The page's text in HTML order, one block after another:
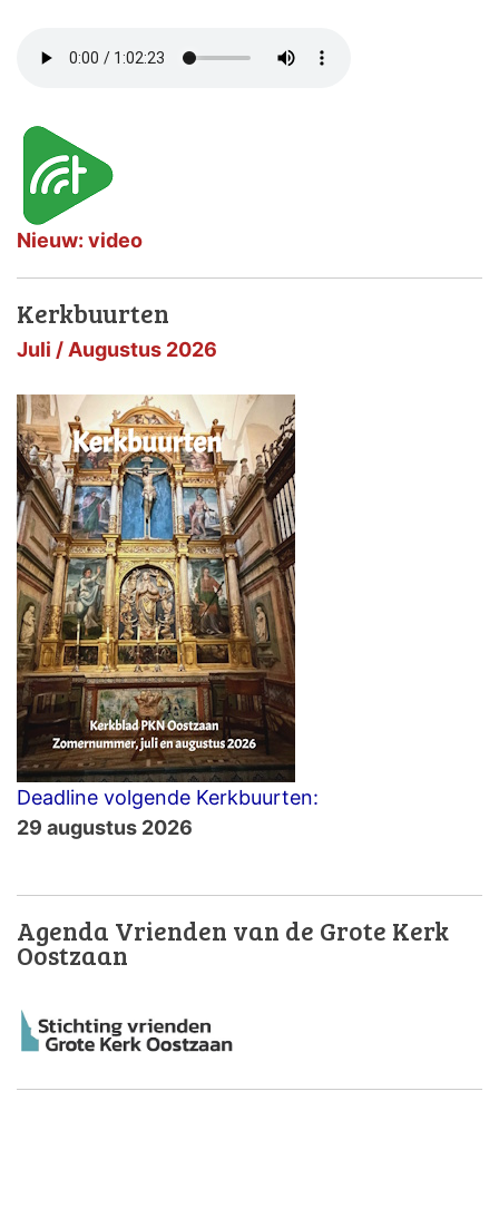
Nieuw: video
Kerkbuurten
Juli / Augustus 2026
Deadline volgende Kerkbuurten:
29 augustus 2026
Agenda Vrienden van de Grote Kerk
Oostzaan